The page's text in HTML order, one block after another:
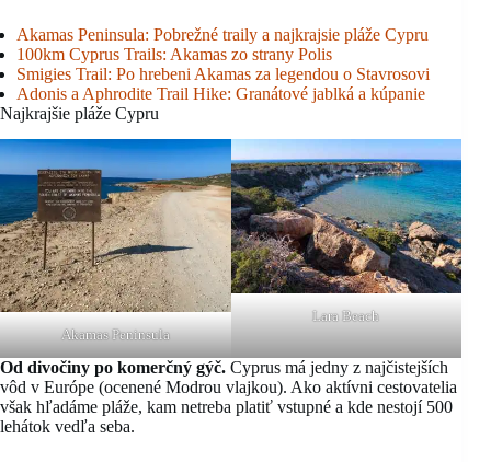
Akamas Peninsula: Pobrežné traily a najkrajsie pláže Cypru
100km Cyprus Trails: Akamas zo strany Polis
Smigies Trail: Po hrebeni Akamas za legendou o Stavrosovi
Adonis a Aphrodite Trail Hike: Granátové jablká a kúpanie
Najkrajšie pláže Cypru
Akamas Peninsula
Lara Beach
Od divočiny po komerčný gýč. Cyprus má jedny z najčistejších
vôd v Európe (ocenené Modrou vlajkou). Ako aktívni cestovatelia
však hľadáme pláže, kam netreba platiť vstupné a kde nestojí 500
lehátok vedľa seba.